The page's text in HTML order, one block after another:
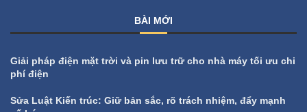
BÀI MỚI
Giải pháp điện mặt trời và pin lưu trữ cho nhà máy tối ưu chi
phí điện
Sửa Luật Kiến trúc: Giữ bản sắc, rõ trách nhiệm, đẩy mạnh